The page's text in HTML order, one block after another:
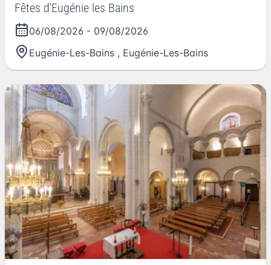
Fêtes d'Eugénie les Bains
06/08/2026 - 09/08/2026
Eugénie-Les-Bains , Eugénie-Les-Bains